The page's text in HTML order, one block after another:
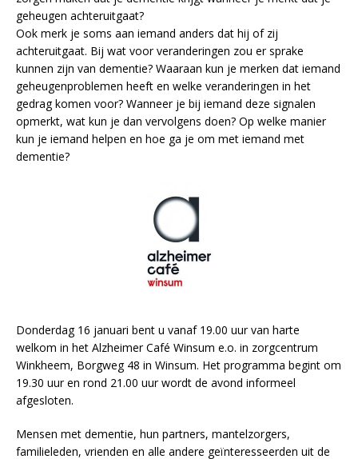
geheugen achteruitgaat?
Ook merk je soms aan iemand anders dat hij of zij
achteruitgaat. Bij wat voor veranderingen zou er sprake
kunnen zijn van dementie? Waaraan kun je merken dat iemand
geheugenproblemen heeft en welke veranderingen in het
gedrag komen voor? Wanneer je bij iemand deze signalen
opmerkt, wat kun je dan vervolgens doen? Op welke manier
kun je iemand helpen en hoe ga je om met iemand met
dementie?
Donderdag 16 januari bent u vanaf 19.00 uur van harte
welkom in het Alzheimer Café Winsum e.o. in zorgcentrum
Winkheem, Borgweg 48 in Winsum. Het programma begint om
19.30 uur en rond 21.00 uur wordt de avond informeel
afgesloten.
Mensen met dementie, hun partners, mantelzorgers,
familieleden, vrienden en alle andere geïnteresseerden uit de